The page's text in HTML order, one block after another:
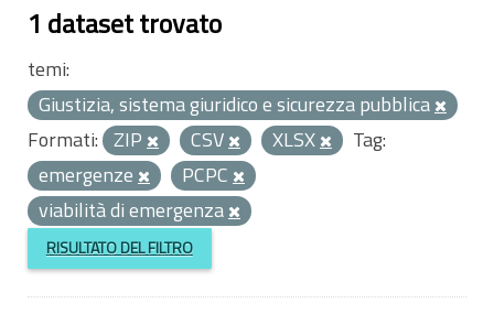
1 dataset trovato
temi:
Giustizia, sistema giuridico e sicurezza pubblica
Formati: ZIP CSV XLSX
Tag:
emergenze
PCPC
viabilità di emergenza
RISULTATO DEL FILTRO